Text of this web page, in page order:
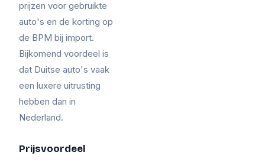
prijzen voor gebruikte
auto's en de korting op
de BPM bij import.
Bijkomend voordeel is
dat Duitse auto's vaak
een luxere uitrusting
hebben dan in
Nederland.
Prijsvoordeel